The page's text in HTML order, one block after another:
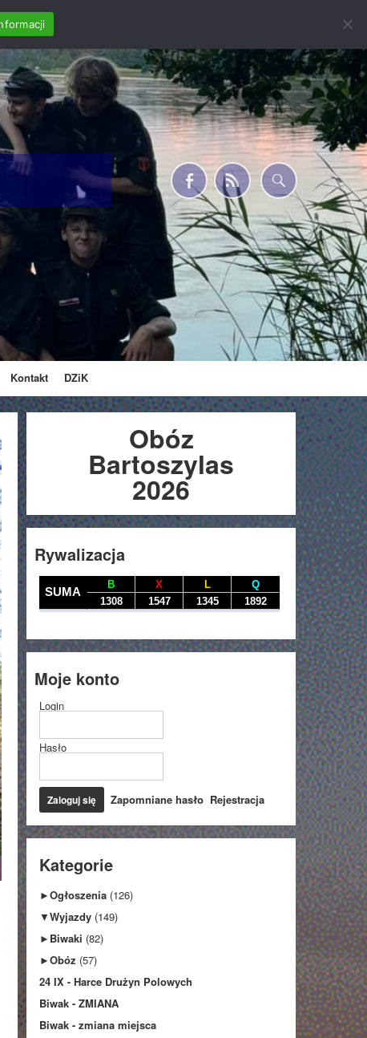
Kontakt DZiK
Obóz
Bartoszylas
2026
Rywalizacja
Moje konto
Login
Hasło
Zapomniane hasło Rejestracja
Kategorie
►Ogłoszenia (126)
▼Wyjazdy (149)
► Biwaki (82)
►Obóz (57)
24 IX - Harce Drużyn Polowych
Biwak - ZMIANA
Biwak - zmiana miejsca